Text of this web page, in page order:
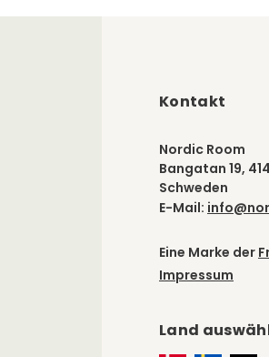
idealerweise vor dem ersten
Kontakt
Nordic Room
Bangatan 19,
Schweden
E-Mail:
Eine Marke der
Impressum
Land